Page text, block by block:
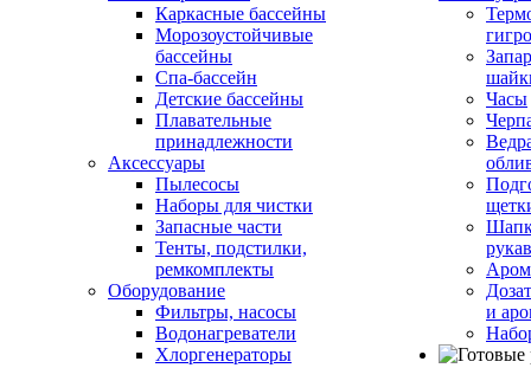
Каркасные бассейны
Морозоустойчивые
бассейны
Спа-бассейн
Детские бассейны
Плавательные
принадлежности
Аксессуары
Пылесосы
Наборы для чистки
Запасные части
Тенты, подстилки,
ремкомплекты
Оборудование
Фильтры, насосы
Водонагреватели
Хлоргенераторы
Часы
и